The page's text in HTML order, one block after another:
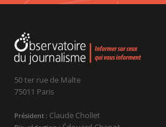
50 ter rue de Malte
75011 Paris
Président : Claude Chollet